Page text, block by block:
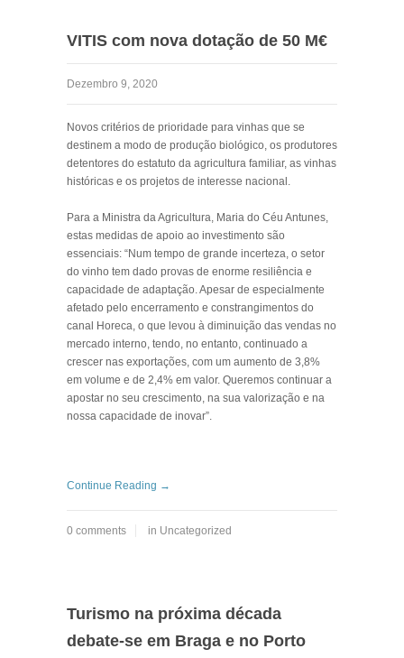
VITIS com nova dotação de 50 M€
Dezembro 9, 2020
Novos critérios de prioridade para vinhas que se
destinem a modo de produção biológico, os produtores
detentores do estatuto da agricultura familiar, as vinhas
históricas e os projetos de interesse nacional.
Para a Ministra da Agricultura, Maria do Céu Antunes,
estas medidas de apoio ao investimento são
essenciais: “Num tempo de grande incerteza, o setor
do vinho tem dado provas de enorme resiliência e
capacidade de adaptação. Apesar de especialmente
afetado pelo encerramento e constrangimentos do
canal Horeca, o que levou à diminuição das vendas no
mercado interno, tendo, no entanto, continuado a
crescer nas exportações, com um aumento de 3,8%
em volume e de 2,4% em valor. Queremos continuar a
apostar no seu crescimento, na sua valorização e na
nossa capacidade de inovar”.
Continue Reading →
0 comments in Uncategorized
Turismo na próxima década
debate-se em Braga e no Porto